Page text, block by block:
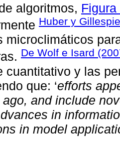
algoritmos, Figura
Huber y
microclimáticos
De Wolf e Isard
cuantitativo y las
que: ‘efforts
and include
in
in model